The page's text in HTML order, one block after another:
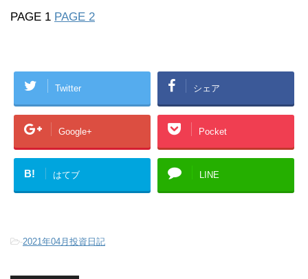
PAGE 1 PAGE 2
Twitter シェア
Google+ Pocket
B! はてブ LINE
-2021年04月投資日記